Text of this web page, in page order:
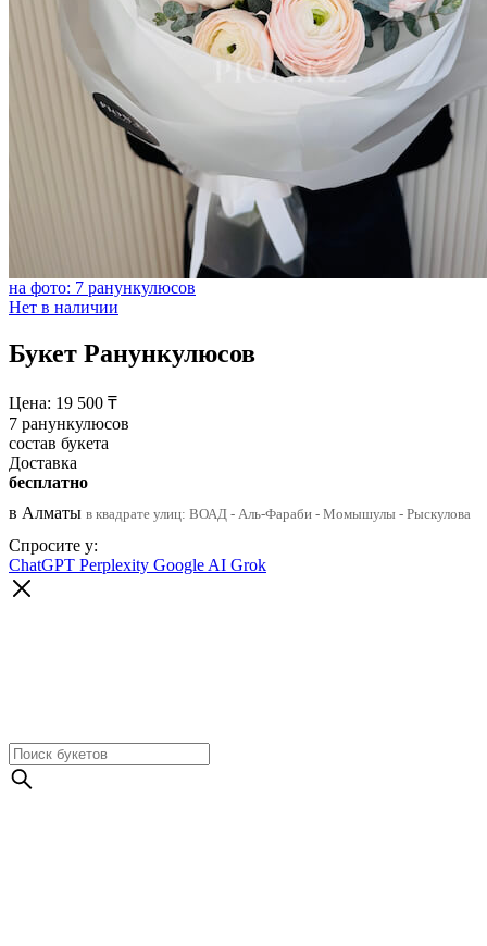
на фото: 7 ранункулюсов
Нет в наличии
Букет Ранункулюсов
Цена: 19 500 ₸
7 ранункулюсов
состав букета
Доставка
бесплатно
в Алматы в квадрате улиц: ВОАД - Аль-Фараби - Момышулы - Рыскулова
Спросите у:
ChatGPT Perplexity Google AI Grok